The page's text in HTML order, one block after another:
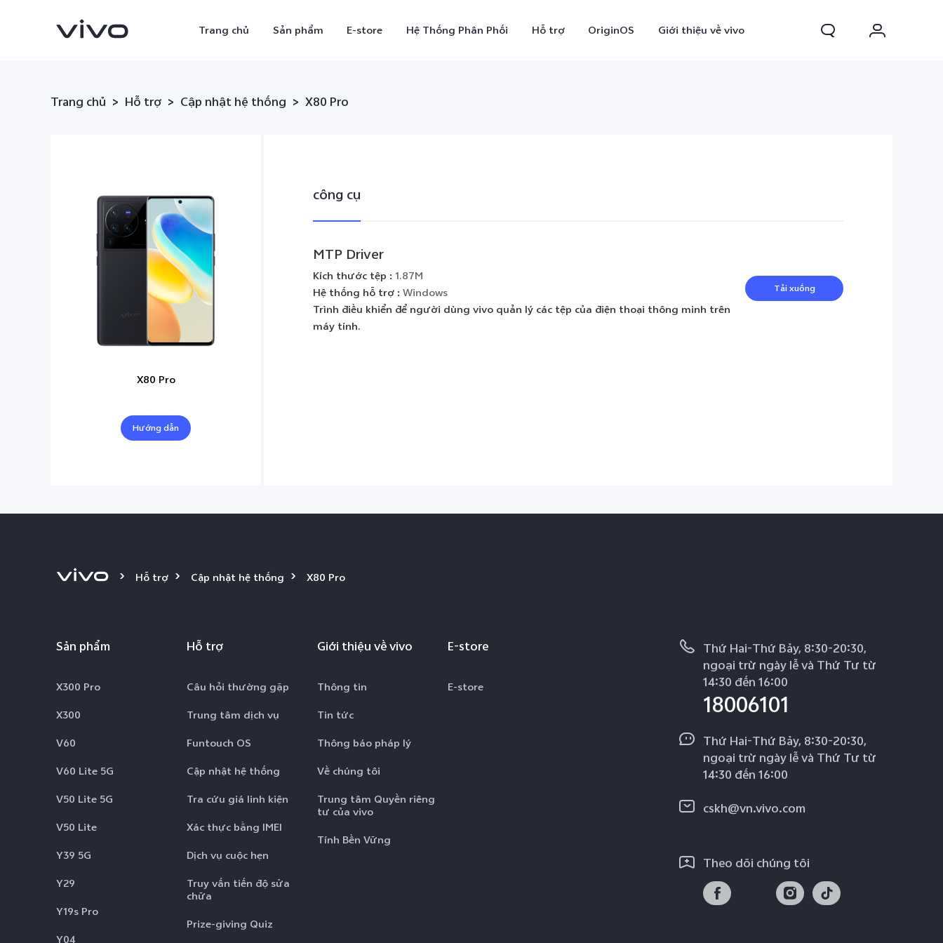
Trang chủ Sản phẩm E-store Hệ Thống Phân Phối Hỗ trợ OriginOS Giới thiệu về vivo
X300 Ultra
Trang chủ > Hỗ trợ > Cập nhật hệ thống > X80 Pro
X80 Pro
Hướng dẫn
công cụ
MTP Driver
Kích thước tệp : 1.87M
Hệ thống hỗ trợ : Windows
Trình điều khiển để người dùng vivo quản lý các tệp của điện thoại thông minh trên
máy tính.
Tải xuống
Hỗ trợ Cập nhật hệ thống X80 Pro
Sản phẩm
X300 Pro
X300
V60
V60 Lite 5G
V50 Lite 5G
V50 Lite
Y39 5G
Y29
Y19s Pro
Y04
Hỗ trợ
Câu hỏi thường gặp
Trung tâm dịch vụ
Funtouch OS
Cập nhật hệ thống
Tra cứu giá linh kiện
Xác thực bằng IMEI
Dịch vụ cuộc hẹn
Truy vấn tiến độ sửa
chữa
Prize-giving Quiz
Giới thiệu về vivo
Thông tin
Tin tức
Thông báo pháp lý
Về chúng tôi
Trung tâm Quyền riêng
tư của vivo
Tính Bền Vững
E-store
E-store
Thứ Hai-Thứ Bảy, 8:30-20:30,
ngoại trừ ngày lễ và Thứ Tư từ
14:30 đến 16:00
18006101
Thứ Hai-Thứ Bảy, 8:30-20:30,
ngoại trừ ngày lễ và Thứ Tư từ
14:30 đến 16:00
cskh@vn.vivo.com
Theo dõi chúng tôi